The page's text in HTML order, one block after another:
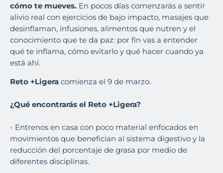
cómo te mueves. En pocos días comenzarás a sentir
alivio real con ejercicios de bajo impacto, masajes que
desinflaman, infusiones, alimentos que nutren y el
conocimiento que te da paz: por fin vas a entender
qué te inflama, cómo evitarlo y qué hacer cuando ya
está ahí.
Reto +Ligera comienza el 9 de marzo.
¿Qué encontrarás el Reto +Ligera?
- Entrenos en casa con poco material enfocados en
movimientos que benefician al sistema digestivo y la
reducción del porcentaje de grasa por medio de
diferentes disciplinas.